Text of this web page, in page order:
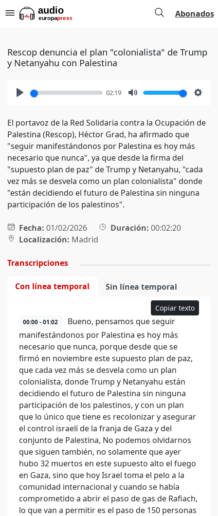
Abonados
Rescop denuncia el plan "colonialista" de Trump
y Netanyahu con Palestina
02:19
El portavoz de la Red Solidaria contra la Ocupación de
Palestina (Rescop), Héctor Grad, ha afirmado que
"seguir manifestándonos por Palestina es hoy más
necesario que nunca", ya que desde la firma del
"supuesto plan de paz" de Trump y Netanyahu, "cada
vez más se desvela como un plan colonialista" donde
"están decidiendo el futuro de Palestina sin ninguna
participación de los palestinos".
Fecha: 01/02/2026 Duración: 00:02:20
Localización: Madrid
Transcripciones
Con línea temporal Sin línea temporal
Copiar texto
00:00 - 01:02
Bueno, pensamos que seguir
manifestándonos por Palestina es hoy más
necesario que nunca, porque desde que se
firmó en noviembre este supuesto plan de paz,
que cada vez más se desvela como un plan
colonialista, donde Trump y Netanyahu están
decidiendo el futuro de Palestina sin ninguna
participación de los palestinos, y con un plan
que lo único que tiene es recolonizar y asegurar
el control israelí de la franja de Gaza y del
conjunto de Palestina, No podemos olvidarnos
que siguen también, no solamente que ayer
hubo 32 muertos en este supuesto alto el fuego
en Gaza, sino que hoy Israel toma el pelo a la
comunidad internacional y cuando se había
comprometido a abrir el paso de gas de Rafiach,
lo que van a permitir es el paso de 150 personas